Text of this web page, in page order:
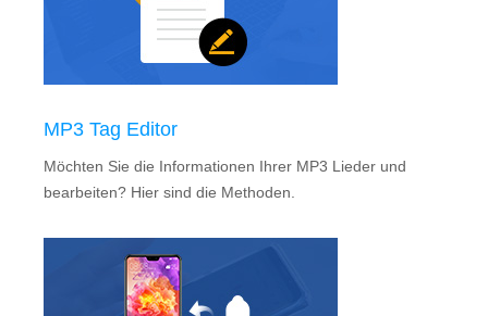
MP3 Tag Editor
Möchten Sie die Informationen Ihrer MP3 Lieder und
bearbeiten? Hier sind die Methoden.